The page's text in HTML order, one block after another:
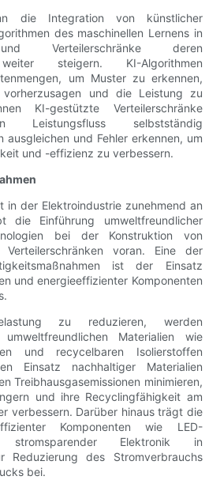
die Integration von künstlicher
des maschinellen Lernens in
Verteilerschränke deren
steigern. KI-Algorithmen
um Muster zu erkennen,
vorherzusagen und die Leistung zu
KI-gestützte Verteilerschränke
Leistungsfluss selbstständig
ausgleichen und Fehler erkennen, um
und -effizienz zu verbessern.
in der Elektroindustrie zunehmend an
die Einführung umweltfreundlicher
bei der Konstruktion von
Verteilerschränken voran. Eine der
ist der Einsatz
und energieeffizienter Komponenten
zu reduzieren, werden
Materialien wie
und recycelbaren Isolierstoffen
Einsatz nachhaltiger Materialien
Treibhausgasemissionen minimieren,
und ihre Recyclingfähigkeit am
verbessern. Darüber hinaus trägt die
Komponenten wie LED-
stromsparender Elektronik in
Reduzierung des Stromverbrauchs
bei.